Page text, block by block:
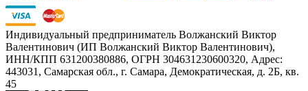
Индивидуальный предприниматель Волжанский Виктор
Валентинович (ИП Волжанский Виктор Валентинович),
ИНН/КПП 631200380886, ОГРН 304631230600320, Адрес:
443031, Самарская обл., г. Самара, Демократическая, д. 2Б, кв.
45